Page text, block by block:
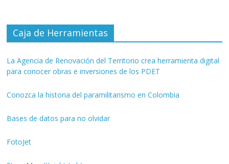
Caja de Herramientas
La Agencia de Renovación del Territorio crea herramienta digital
para conocer obras e inversiones de los PDET
Conozca la historia del paramilitarismo en Colombia
Bases de datos para no olvidar
FotoJet